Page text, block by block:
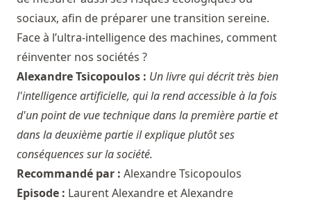
sociaux, afin de préparer une transition sereine.
Face à l’ultra-intelligence des machines, comment
réinventer nos sociétés ?
Alexandre Tsicopoulos : Un livre qui décrit très bien
l'intelligence artificielle, qui la rend accessible à la fois
d'un point de vue technique dans la première partie et
dans la deuxième partie il explique plutôt ses
conséquences sur la société.
Recommandé par : Alexandre Tsicopoulos
Episode : Laurent Alexandre et Alexandre